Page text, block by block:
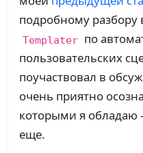
подробному разбору
Templater
по
пользовательских
поучаствовал в
очень приятно
которыми я обладаю
еще.